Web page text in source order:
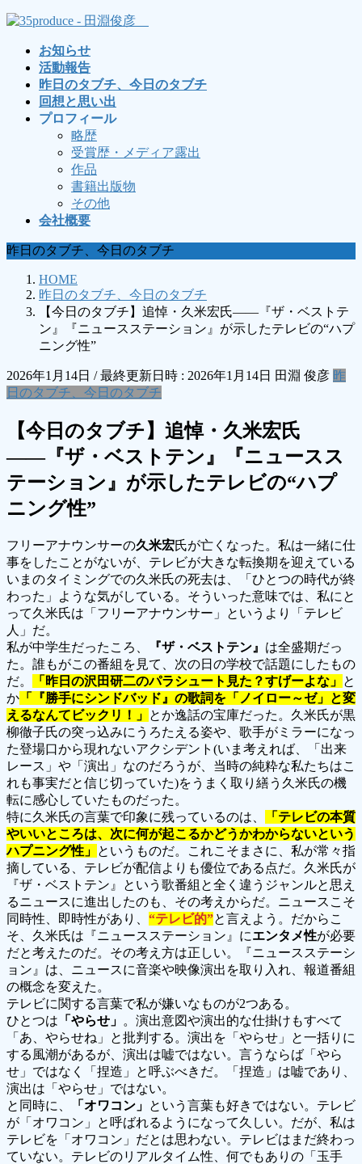
コ
ナ
お知らせ
活動報告
昨日のタブチ、今日のタブチ
回想と思い出
プロフィール
略歴
受賞歴・メディア露出
作品
書籍出版物
その他
会社概要
昨日のタブチ、今日のタブチ
HOME
昨日のタブチ、今日のタブチ
【今日のタブチ】追悼・久米宏氏――『ザ・ベストテ
ン』『ニュースステーション』が示したテレビの“ハプ
ニング性”
2026年1月14日 / 最終更新日時 : 2026年1月14日 田淵 俊彦 昨
日のタブチ、今日のタブチ
【今日のタブチ】追悼・久米宏氏
――『ザ・ベストテン』『ニュースス
テーション』が示したテレビの“ハプ
ニング性”
フリーアナウンサーの久米宏氏が亡くなった。私は一緒に仕
事をしたことがないが、テレビが大きな転換期を迎えている
いまのタイミングでの久米氏の死去は、「ひとつの時代が終
わった」ような気がしている。そういった意味では、私にと
って久米氏は「フリーアナウンサー」というより「テレビ
人」だ。
私が中学生だったころ、
『ザ・ベストテン』 は全盛期だっ
た。誰もがこの番組を見て、次の日の学校で話題にしたもの
だ。
「昨日の沢田研二のパラシュート見た？すげーよな」 と
か 「『勝手にシンドバッド』の歌詞を「ノイロー～ゼ」と変
えるなんてビックリ！」 とか逸話の宝庫だった。久米氏が黒
柳徹子氏の突っ込みにうろたえる姿や、歌手がミラーになっ
た登場口から現れないアクシデント(いま考えれば、「出来
レース」や「演出」なのだろうが、当時の純粋な私たちはこ
れも事実だと信じ切っていた)をうまく取り繕う久米氏の機
転に感心していたものだった。
特に久米氏の言葉で印象に残っているのは、
「テレビの本質
やいいところは、次に何が起こるかどうかわからないという
ハプニング性」 というものだ。これこそまさに、私が常々指
摘している、テレビが配信よりも優位である点だ。久米氏が
『ザ・ベストテン』という歌番組と全く違うジャンルと思え
るニュースに進出したのも、その考えからだ。ニュースこそ
同時性、即時性があり、 “テレビ的”と言えよう。だからこ
そ、久米氏は『ニュースステーション』にエンタメ性が必要
だと考えたのだ。その考え方は正しい。『ニュースステーシ
ョン』は、ニュースに音楽や映像演出を取り入れ、報道番組
の概念を変えた。
テレビに関する言葉で私が嫌いなものが2つある。
ひとつは 「やらせ」 。演出意図や演出的な仕掛けもすべて
「あ、やらせね」と批判する。演出を「やらせ」と一括りに
する風潮があるが、演出は嘘ではない。言うならば「やら
せ」ではなく「捏造」と呼ぶべきだ。「捏造」は嘘であり、
演出は「やらせ」ではない。
と同時に、
「オワコン」 という言葉も好きではない。テレビ
が「オワコン」と呼ばれるようになって久しい。だが、私は
テレビを「オワコン」だとは思わない。テレビはまだ終わっ
ていない。テレビのリアルタイム性、何でもありの「玉手